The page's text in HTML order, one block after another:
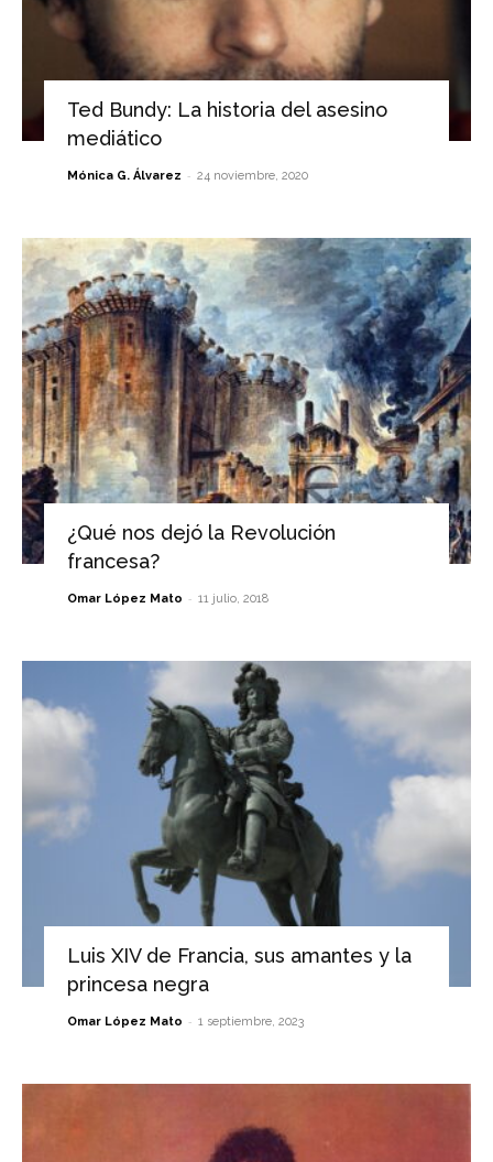
Ted Bundy: La historia del asesino
mediático
Mónica G. Álvarez - 24 noviembre, 2020
¿Qué nos dejó la Revolución
francesa?
Omar López Mato - 11 julio, 2018
Luis XIV de Francia, sus amantes y la
princesa negra
Omar López Mato - 1 septiembre, 2023